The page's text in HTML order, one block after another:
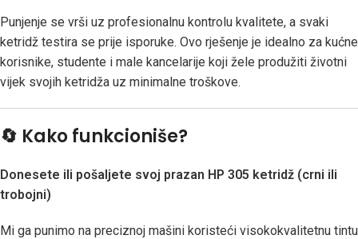
Punjenje se vrši uz profesionalnu kontrolu kvalitete, a svaki
ketridž testira se prije isporuke. Ovo rješenje je idealno za kućne
korisnike, studente i male kancelarije koji žele produžiti životni
vijek svojih ketridža uz minimalne troškove.
🔄 Kako funkcioniše?
Donesete ili pošaljete svoj prazan HP 305 ketridž (crni ili
trobojni)
Mi ga punimo na preciznoj mašini koristeći visokokvalitetnu tintu